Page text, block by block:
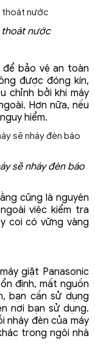
thoát nước
bảo vệ an toàn
được đóng kín,
chỉnh bởi khi máy
Hơn nữa, nếu
hiểm.
sẽ nháy đèn báo
cũng là nguyên
việc kiểm tra
coi có vững vàng
giặt Panasonic
định, mất nguồn
bạn cần sử dụng
nơi bạn sử dụng.
nháy đèn của máy
trong ngôi nhà